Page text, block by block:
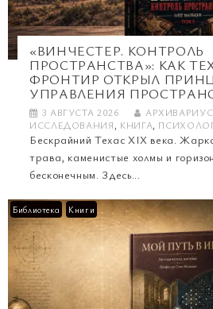
«ВИНЧЕСТЕР. КОНТРОЛЬ
ПРОСТРАНСТВА»: КАК
ФРОНТИР ОТКРЫЛ
УПРАВЛЕНИЯ
3 АВГУСТА 2026
АРХИВАРИУС
ИССЛЕДОВАНИЯ, КНИГА,
Бескрайний Техас XIX века.
трава, каменистые холмы и
бесконечным. Здесь...
Библиотека Книги